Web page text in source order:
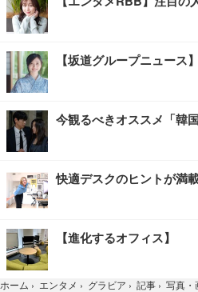
【坂道グループニュース
今観るべきオススメ「韓
快適デスクのヒントが満
【進化するオフィス】
ホーム › エンタメ › グラビア › 記事 › 写真・